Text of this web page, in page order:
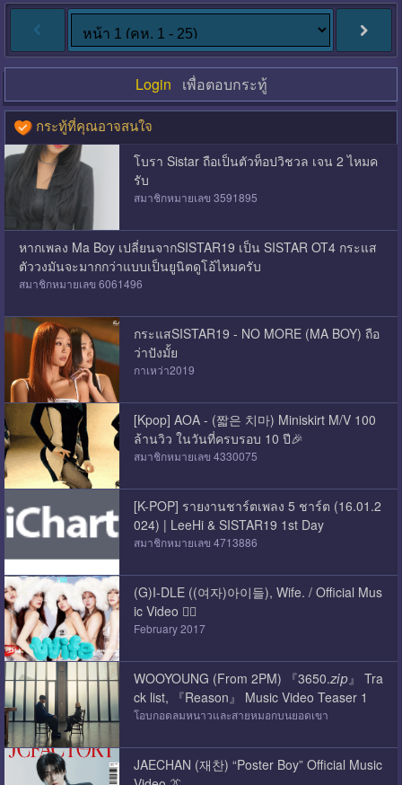
Login เพื่อตอบกระทู้
กระทู้ที่คุณอาจสนใจ
โบรา Sistar ถือเป็นตัวท็อปวิชวล เจน 2 ไหมค
รับ
สมาชิกหมายเลข 3591895
หากเพลง Ma Boy เปลี่ยนจากSISTAR19 เป็น SISTAR OT4 กระแส
ตัววงมันจะมากกว่าแบบเป็นยูนิตดูโอ้ไหมครับ
สมาชิกหมายเลข 6061496
กระแสSISTAR19 - NO MORE (MA BOY) ถือ
ว่าปังมั้ย
กาเหว่า2019
[Kpop] AOA - (짧은 치마) Miniskirt M/V 100
ล้านวิว ในวันที่ครบรอบ 10 ปี🎉
สมาชิกหมายเลข 4330075
[K-POP] รายงานชาร์ตเพลง 5 ชาร์ต (16.01.2
024) | LeeHi & SISTAR19 1st Day
สมาชิกหมายเลข 4713886
(G)I-DLE ((여자)아이들), Wife. / Official Mus
ic Video 👰‍♀️
February 2017
WOOYOUNG (From 2PM) 『3650.𝘻𝘪𝘱』 Tra
ck list, 『Reason』 Music Video Teaser 1
โอบกอดลมหนาวและสายหมอกบนยอดเขา
JAECHAN (재찬) “Poster Boy” Official Music